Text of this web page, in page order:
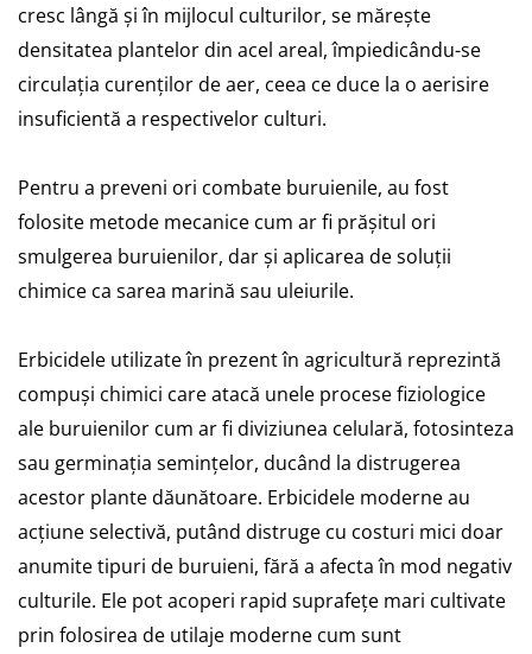
Seminte pentru germinare
Seminte trifoi
cresc lângă și în mijlocul culturilor, se mărește
densitatea plantelor din acel areal, împiedicându-se
circulația curenților de aer, ceea ce duce la o aerisire
insuficientă a respectivelor culturi.
Pentru a preveni ori combate buruienile, au fost
folosite metode mecanice cum ar fi prășitul ori
smulgerea buruienilor, dar și aplicarea de soluții
chimice ca sarea marină sau uleiurile.
Erbicidele utilizate în prezent în agricultură reprezintă
compuși chimici care atacă unele procese fiziologice
ale buruienilor cum ar fi diviziunea celulară, fotosinteza
sau germinația semințelor, ducând la distrugerea
acestor plante dăunătoare. Erbicidele moderne au
acțiune selectivă, putând distruge cu costuri mici doar
anumite tipuri de buruieni, fără a afecta în mod negativ
culturile. Ele pot acoperi rapid suprafețe mari cultivate
prin folosirea de utilaje moderne cum sunt